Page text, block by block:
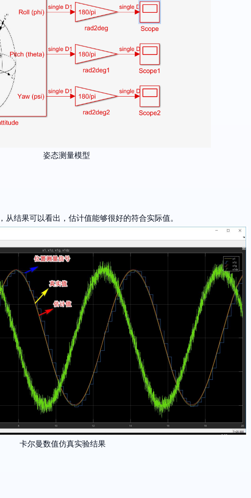
姿态测量模型
从结果可以看出，估计值能够很好的符合实际值。
卡尔曼数值仿真实验结果